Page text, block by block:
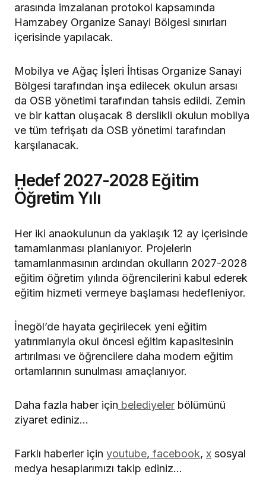
arasında imzalanan protokol kapsamında
Hamzabey Organize Sanayi Bölgesi sınırları
içerisinde yapılacak.
Mobilya ve Ağaç İşleri İhtisas Organize Sanayi
Bölgesi tarafından inşa edilecek okulun arsası
da OSB yönetimi tarafından tahsis edildi. Zemin
ve bir kattan oluşacak 8 derslikli okulun mobilya
ve tüm tefrişatı da OSB yönetimi tarafından
karşılanacak.
Hedef 2027-2028 Eğitim
Öğretim Yılı
Her iki anaokulunun da yaklaşık 12 ay içerisinde
tamamlanması planlanıyor. Projelerin
tamamlanmasının ardından okulların 2027-2028
eğitim öğretim yılında öğrencilerini kabul ederek
eğitim hizmeti vermeye başlaması hedefleniyor.
İnegöl’de hayata geçirilecek yeni eğitim
yatırımlarıyla okul öncesi eğitim kapasitesinin
artırılması ve öğrencilere daha modern eğitim
ortamlarının sunulması amaçlanıyor.
Daha fazla haber için belediyeler bölümünü
ziyaret ediniz…
Farklı haberler için youtube, facebook, x sosyal
medya hesaplarımızı takip ediniz…